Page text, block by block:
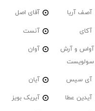
آصف آریا آقای اصل
آکای آنست
آواس و آرش
سولویست
آوان
آی سیس آیان
آیدین عطا آیریک بویز